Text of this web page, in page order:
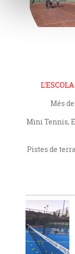
Més
Mini Tennis,
Pistes de